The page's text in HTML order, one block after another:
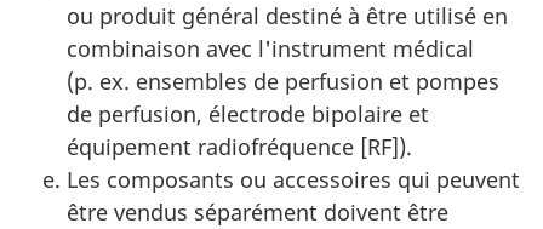
ou produit général destiné à être utilisé en
combinaison avec l'instrument médical
(p. ex. ensembles de perfusion et pompes
de perfusion, électrode bipolaire et
équipement radiofréquence [RF]).
Les composants ou accessoires qui peuvent
être vendus séparément doivent être